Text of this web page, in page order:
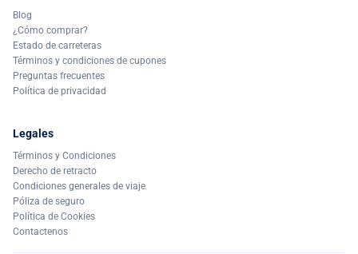
Blog
¿Cómo comprar?
Estado de carreteras
Términos y condiciones de cupones
Preguntas frecuentes
Política de privacidad
Legales
Términos y Condiciones
Derecho de retracto
Condiciones generales de viaje
Póliza de seguro
Política de Cookies
Contactenos